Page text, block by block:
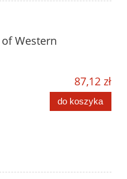
Western
87,12 zł
do koszyka